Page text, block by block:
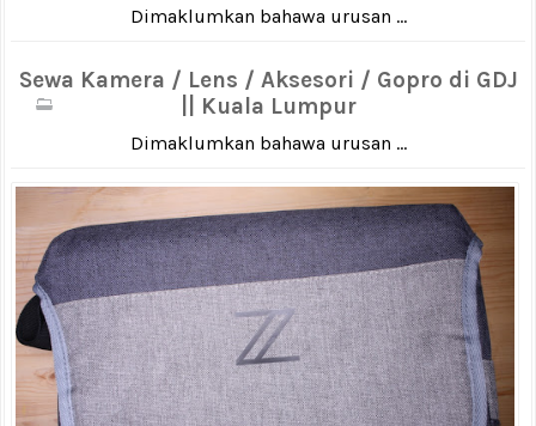
Dimaklumkan bahawa urusan ...
Sewa Kamera / Lens / Aksesori / Gopro di GDJ
|| Kuala Lumpur
Dimaklumkan bahawa urusan ...